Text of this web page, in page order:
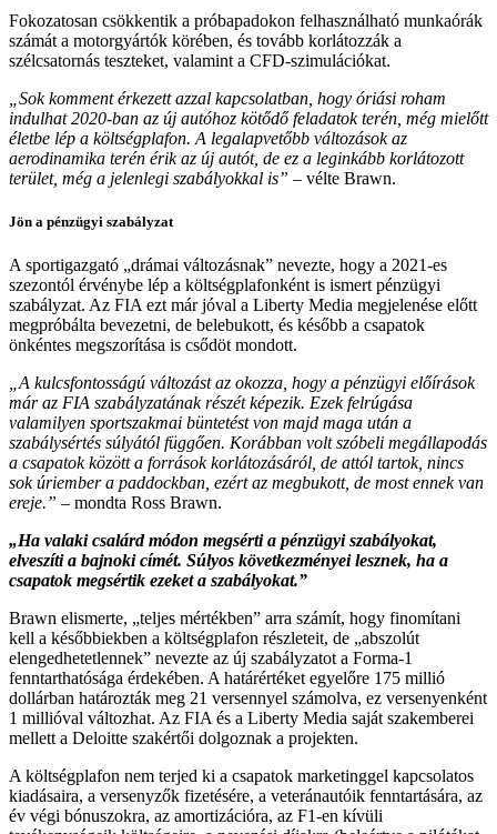
Fokozatosan csökkentik a próbapadokon felhasználható munkaórák
számát a motorgyártók körében, és tovább korlátozzák a
szélcsatornás teszteket, valamint a CFD-szimulációkat.
„Sok komment érkezett azzal kapcsolatban, hogy óriási roham
indulhat 2020-ban az új autóhoz kötődő feladatok terén, még mielőtt
életbe lép a költségplafon. A legalapvetőbb változások az
aerodinamika terén érik az új autót, de ez a leginkább korlátozott
terület, még a jelenlegi szabályokkal is” – vélte Brawn.
Jön a pénzügyi szabályzat
A sportigazgató „drámai változásnak” nevezte, hogy a 2021-es
szezontól érvénybe lép a költségplafonként is ismert pénzügyi
szabályzat. Az FIA ezt már jóval a Liberty Media megjelenése előtt
megpróbálta bevezetni, de belebukott, és később a csapatok
önkéntes megszorítása is csődöt mondott.
„A kulcsfontosságú változást az okozza, hogy a pénzügyi előírások
már az FIA szabályzatának részét képezik. Ezek felrúgása
valamilyen sportszakmai büntetést von majd maga után a
szabálysértés súlyától függően. Korábban volt szóbeli megállapodás
a csapatok között a források korlátozásáról, de attól tartok, nincs
sok úriember a paddockban, ezért az megbukott, de most ennek van
ereje.” – mondta Ross Brawn.
„Ha valaki csalárd módon megsérti a pénzügyi szabályokat,
elveszíti a bajnoki címét. Súlyos következményei lesznek, ha a
csapatok megsértik ezeket a szabályokat.”
Brawn elismerte, „teljes mértékben” arra számít, hogy finomítani
kell a későbbiekben a költségplafon részleteit, de „abszolút
elengedhetetlennek” nevezte az új szabályzatot a Forma-1
fenntarthatósága érdekében. A határértéket egyelőre 175 millió
dollárban határozták meg 21 versennyel számolva, ez versenyenként
1 millióval változhat. Az FIA és a Liberty Media saját szakemberei
mellett a Deloitte szakértői dolgoznak a projekten.
A költségplafon nem terjed ki a csapatok marketinggel kapcsolatos
kiadásaira, a versenyzők fizetésére, a veteránautóik fenntartására, az
év végi bónuszokra, az amortizációra, az F1-en kívüli